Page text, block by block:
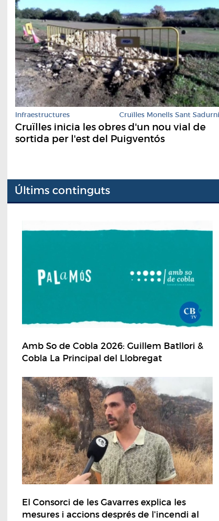
Infraestructures Cruïlles Monells Sant Sadurní
Cruïlles inicia les obres d'un nou vial de
sortida per l'est del Puigventós
Últims continguts
Amb So de Cobla 2026: Guillem Batllori &
Cobla La Principal del Llobregat
El Consorci de les Gavarres explica les
mesures i accions després de l'incendi al